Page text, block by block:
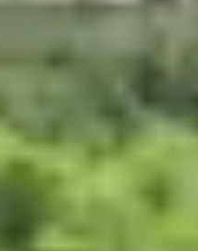
vini Sud Ouest
vini Valle della
vini Valle del
vini Beaune
vini Chablis
vini Cognac